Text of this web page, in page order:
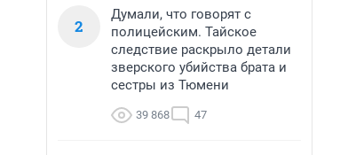
2
Думали, что говорят с
полицейским. Тайское
следствие раскрыло детали
зверского убийства брата и
сестры из Тюмени
39 868 47